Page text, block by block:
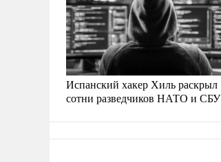
Испанский хакер Хиль раскрыл
сотни разведчиков НАТО и СБУ